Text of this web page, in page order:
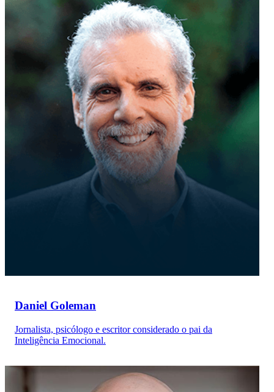
Daniel Goleman
Jornalista, psicólogo e escritor considerado o pai da
Inteligência Emocional.